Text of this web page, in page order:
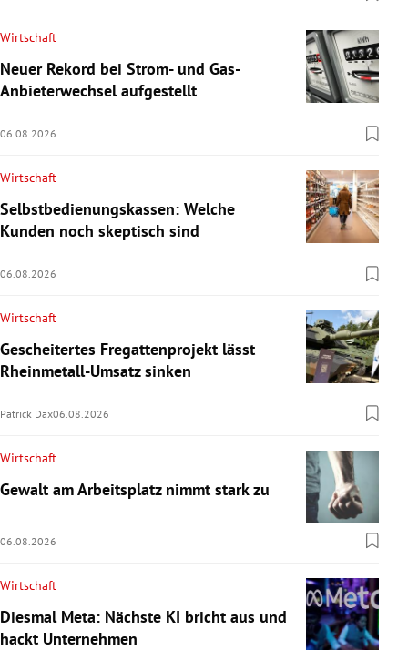
Wirtschaft
Neuer Rekord bei Strom- und Gas-
Anbieterwechsel aufgestellt
06.08.2026
Wirtschaft
Selbstbedienungskassen: Welche
Kunden noch skeptisch sind
06.08.2026
Wirtschaft
Gescheitertes Fregattenprojekt lässt
Rheinmetall-Umsatz sinken
Patrick Dax06.08.2026
Wirtschaft
Gewalt am Arbeitsplatz nimmt stark zu
06.08.2026
Wirtschaft
Diesmal Meta: Nächste KI bricht aus und
hackt Unternehmen